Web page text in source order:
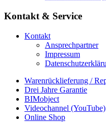
Kontakt & Service
Kontakt
Ansprechpartner
Impressum
Warenrücklieferung /
Drei Jahre Garantie
BIMobject
Videochannel (YouTube)
Online Shop